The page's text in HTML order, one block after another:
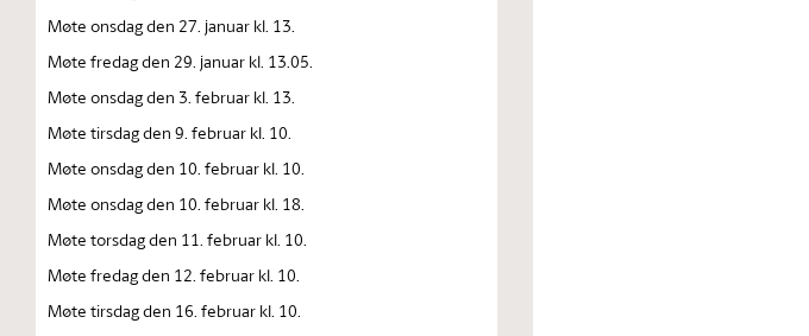
Møte onsdag den 27. januar kl. 13.
Møte fredag den 29. januar kl. 13.05.
Møte onsdag den 3. februar kl. 13.
Møte tirsdag den 9. februar kl. 10.
Møte onsdag den 10. februar kl. 10.
Møte onsdag den 10. februar kl. 18.
Møte torsdag den 11. februar kl. 10.
Møte fredag den 12. februar kl. 10.
Møte tirsdag den 16. februar kl. 10.